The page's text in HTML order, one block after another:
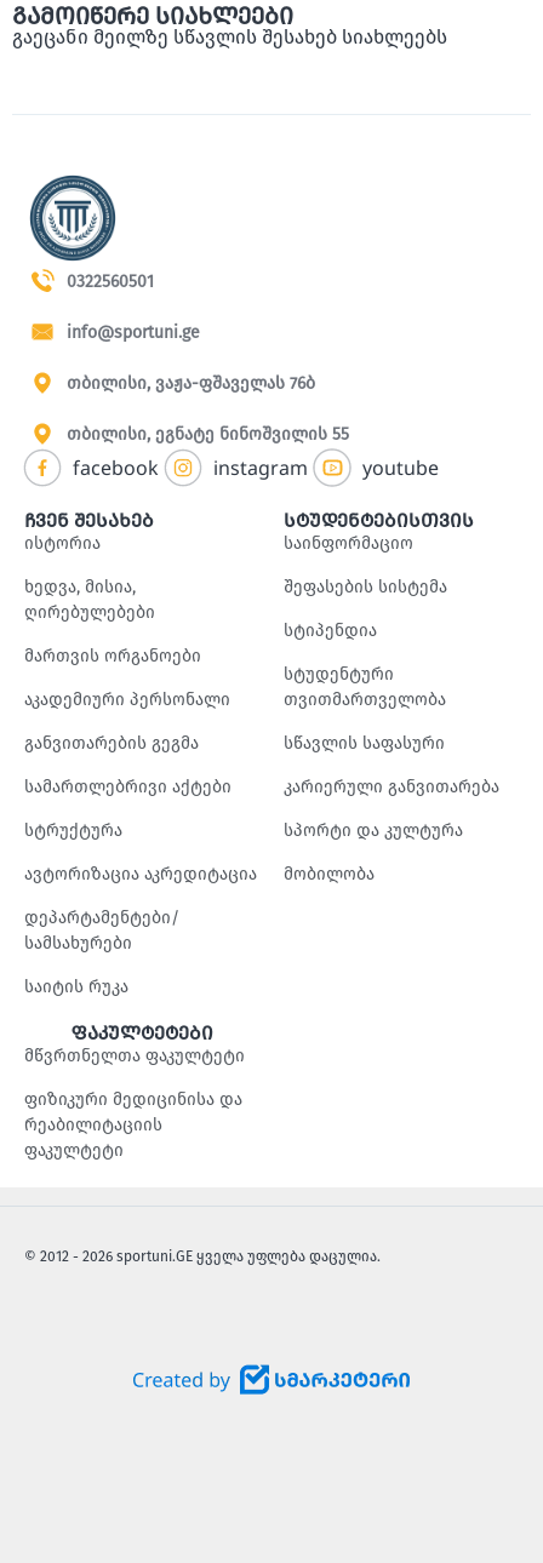
გამოიწერე სიახლეები
გაეცანი მეილზე სწავლის შესახებ სიახლეებს
0322560501
info@sportuni.ge
თბილისი, ვაჟა-ფშაველას 76ბ
თბილისი, ეგნატე ნინოშვილის 55
facebook instagram youtube
ჩვენ შესახებ
ისტორია
ხედვა, მისია,
ღირებულებები
მართვის ორგანოები
აკადემიური პერსონალი
განვითარების გეგმა
სამართლებრივი აქტები
სტრუქტურა
ავტორიზაცია აკრედიტაცია
დეპარტამენტები/
სამსახურები
საიტის რუკა
სტუდენტებისთვის
საინფორმაციო
შეფასების სისტემა
სტიპენდია
სტუდენტური
თვითმართველობა
სწავლის საფასური
კარიერული განვითარება
სპორტი და კულტურა
მობილობა
ფაკულტეტები
მწვრთნელთა ფაკულტეტი
ფიზიკური მედიცინისა და
რეაბილიტაციის
ფაკულტეტი
© 2012 - 2026 sportuni.GE ყველა უფლება დაცულია.